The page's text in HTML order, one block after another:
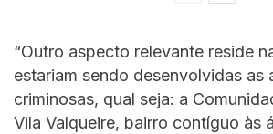
“Outro aspecto relevante reside
estariam sendo desenvolvidas as
criminosas, qual seja: a
Vila Valqueire, bairro contíguo às